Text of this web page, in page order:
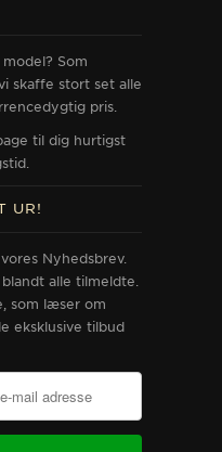
Som
skaffe stort set alle
pris.
til dig hurtigst
UR!
Nyhedsbrev.
alle tilmeldte.
som læser om
eksklusive tilbud